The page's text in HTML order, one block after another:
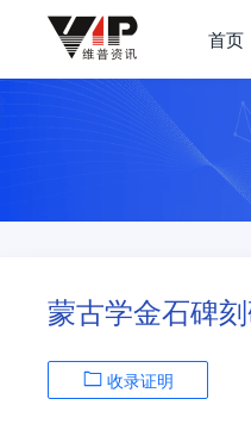
首页
蒙古学金石碑
收录证明